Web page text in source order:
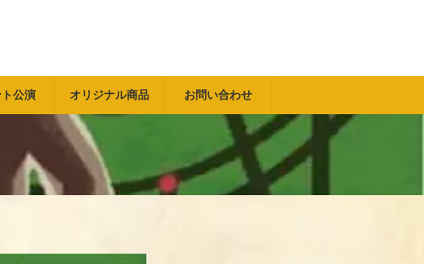
公演 オリジナル商品 お問い合わせ